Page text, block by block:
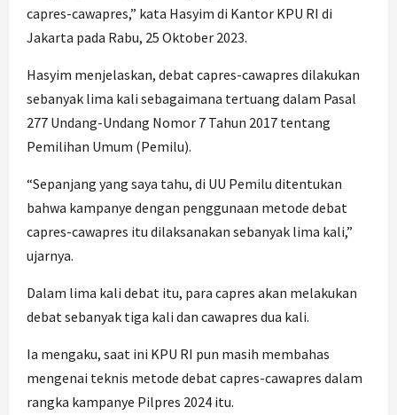
capres-cawapres,” kata Hasyim di Kantor KPU RI di
Jakarta pada Rabu, 25 Oktober 2023.
Hasyim menjelaskan, debat capres-cawapres dilakukan
sebanyak lima kali sebagaimana tertuang dalam Pasal
277 Undang-Undang Nomor 7 Tahun 2017 tentang
Pemilihan Umum (Pemilu).
“Sepanjang yang saya tahu, di UU Pemilu ditentukan
bahwa kampanye dengan penggunaan metode debat
capres-cawapres itu dilaksanakan sebanyak lima kali,”
ujarnya.
Dalam lima kali debat itu, para capres akan melakukan
debat sebanyak tiga kali dan cawapres dua kali.
Ia mengaku, saat ini KPU RI pun masih membahas
mengenai teknis metode debat capres-cawapres dalam
rangka kampanye Pilpres 2024 itu.